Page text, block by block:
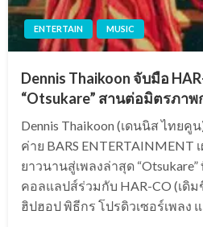
ENTERTAIN MUSIC
Dennis Thaikoon จับมือ
“Otsukare” สานต่อมิตรภาพ
Dennis Thaikoon (เดนนิส ไทย
ค่าย BARS ENTERTAINMENT
ยาวนานสู่เพลงล่าสุด
คอลแลปส์ร่วมกับ HAR-CO (เดิม
ฮิปฮอป พิธีกร โปรดิวเซอร์เพลง